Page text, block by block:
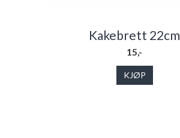
Kakebrett 22cm
15,-
KJØP